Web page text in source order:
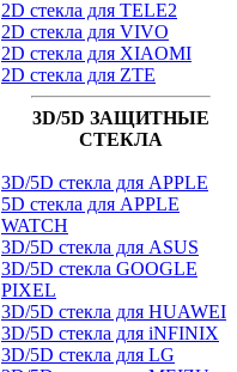
2D стекла для TELE2
2D стекла для VIVO
2D стекла для XIAOMI
2D стекла для ZTE
3D/5D ЗАЩИТНЫЕ
СТЕКЛА
3D/5D стекла для APPLE
5D стекла для APPLE
WATCH
3D/5D стекла для ASUS
3D/5D стекла GOOGLE
PIXEL
3D/5D стекла для HUAWEI
3D/5D стекла для iNFINIX
3D/5D стекла для LG